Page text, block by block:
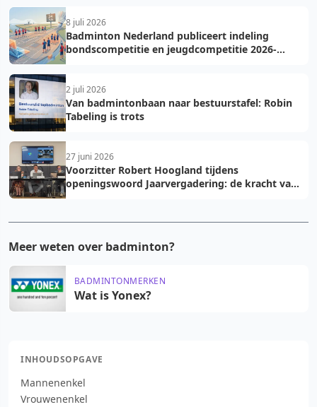
8 juli 2026
Badminton Nederland publiceert indeling
bondscompetitie en jeugdcompetitie 2026-
2 juli 2026
Van badmintonbaan naar bestuurstafel: Robin
Tabeling is trots
27 juni 2026
Voorzitter Robert Hoogland tijdens
openingswoord Jaarvergadering: de kracht van
Meer weten over badminton?
BADMINTONMERKEN
Wat is Yonex?
INHOUDSOPGAVE
Mannenenkel
Vrouwenenkel